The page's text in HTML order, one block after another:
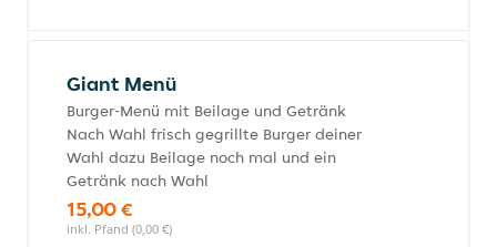
Giant Menü
Burger-Menü mit Beilage und Getränk
Nach Wahl frisch gegrillte Burger deiner
Wahl dazu Beilage noch mal und ein
Getränk nach Wahl
15,00 €
inkl. Pfand (0,00 €)